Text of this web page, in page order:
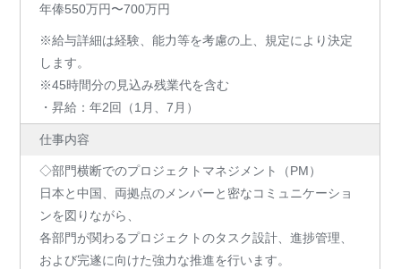
年俸550万円〜700万円
※給与詳細は経験、能力等を考慮の上、規定により決定
します。
※45時間分の見込み残業代を含む
・昇給：年2回（1月、7月）
仕事内容
◇部門横断でのプロジェクトマネジメント（PM）
日本と中国、両拠点のメンバーと密なコミュニケーショ
ンを図りながら、
各部門が関わるプロジェクトのタスク設計、進捗管理、
および完遂に向けた強力な推進を行います。